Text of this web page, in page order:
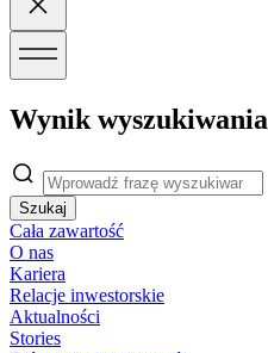
Wynik wyszukiwania
Szukaj
Cała zawartość
O nas
Kariera
Relacje inwestorskie
Aktualności
Stories